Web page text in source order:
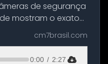
de segurança
mostram o exato
suspeito da
28 anos. O crime
d...
cm7brasil.com
0:00 / 2:27